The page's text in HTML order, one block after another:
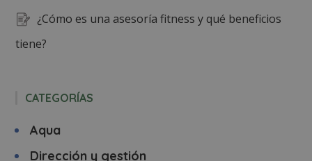
¿Cómo es una asesoría fitness y qué beneficios
tiene?
CATEGORÍAS
Aqua
Dirección y gestión